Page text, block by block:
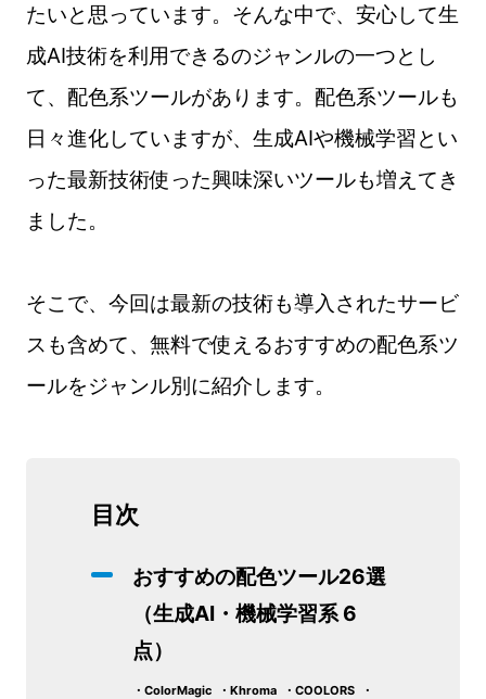
たいと思っています。そんな中で、安心して生
成AI技術を利用できるのジャンルの一つとし
て、配色系ツールがあります。配色系ツールも
日々進化していますが、生成AIや機械学習とい
った最新技術使った興味深いツールも増えてき
ました。
そこで、今回は最新の技術も導入されたサービ
スも含めて、無料で使えるおすすめの配色系ツ
ールをジャンル別に紹介します。
目次
おすすめの配色ツール26選
（生成AI・機械学習系 6
点）
・ColorMagic ・Khroma ・COOLORS ・